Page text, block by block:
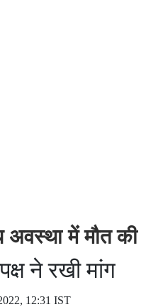
अवस्था में मौत
ने रखी मांग
12:31 IST